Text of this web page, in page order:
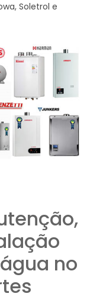
Soletrol e
no